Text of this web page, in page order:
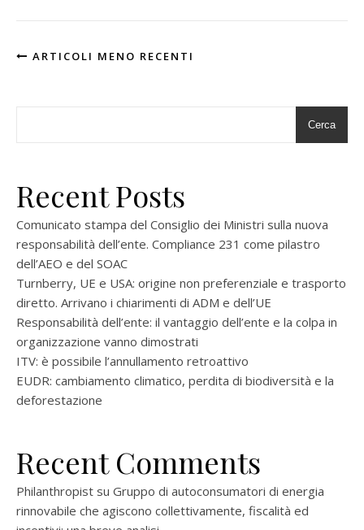
ARTICOLI MENO RECENTI
Cerca
Recent Posts
Comunicato stampa del Consiglio dei Ministri sulla nuova
responsabilità dell’ente. Compliance 231 come pilastro
dell’AEO e del SOAC
Turnberry, UE e USA: origine non preferenziale e trasporto
diretto. Arrivano i chiarimenti di ADM e dell’UE
Responsabilità dell’ente: il vantaggio dell’ente e la colpa in
organizzazione vanno dimostrati
ITV: è possibile l’annullamento retroattivo
EUDR: cambiamento climatico, perdita di biodiversità e la
deforestazione
Recent Comments
Philanthropist su Gruppo di autoconsumatori di energia
rinnovabile che agiscono collettivamente, fiscalità ed